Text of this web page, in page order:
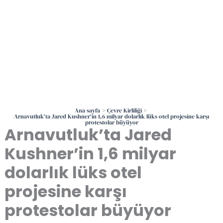
Ana sayfa Çevre Kirliliği
Arnavutluk’ta Jared Kushner’in 1,6 milyar dolarlık lüks otel projesine karşı
protestolar büyüyor
Arnavutluk’ta Jared
Kushner’in 1,6 milyar
dolarlık lüks otel
projesine karşı
protestolar büyüyor